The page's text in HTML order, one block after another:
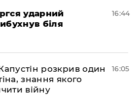
ударний
біля
16:44
розкрив один
знання якого
війну
16:05